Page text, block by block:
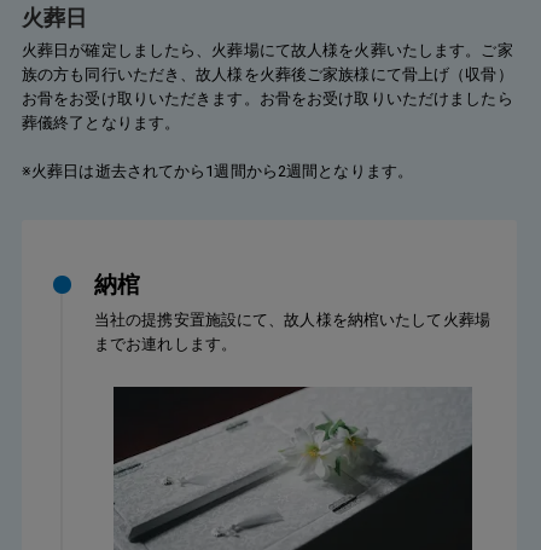
火葬日
火葬日が確定しましたら、火葬場にて故人様を火葬いたします。ご家
族の方も同行いただき、故人様を火葬後ご家族様にて骨上げ（収骨）
お骨をお受け取りいただきます。お骨をお受け取りいただけましたら
葬儀終了となります。
※火葬日は逝去されてから1週間から2週間となります。
納棺
当社の提携安置施設にて、故人様を納棺いたして火葬場
までお連れします。